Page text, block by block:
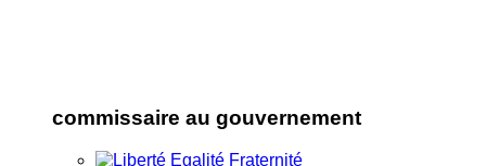
commissaire au gouvernement